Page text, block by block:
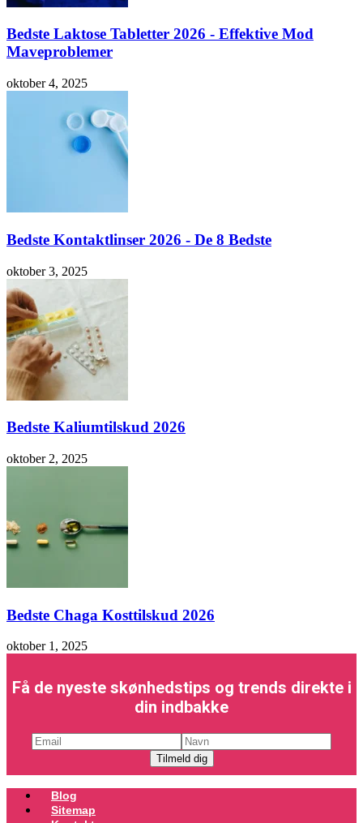
Bedste Laktose Tabletter 2026 - Effektive Mod
Maveproblemer
oktober 4, 2025
Bedste Kontaktlinser 2026 - De 8 Bedste
oktober 3, 2025
Bedste Kaliumtilskud 2026
oktober 2, 2025
Bedste Chaga Kosttilskud 2026
oktober 1, 2025
Få de nyeste skønhedstips og trends direkte i
din indbakke
Menu
Blog
Sitemap